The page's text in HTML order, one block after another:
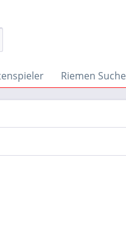
Riemen Suche